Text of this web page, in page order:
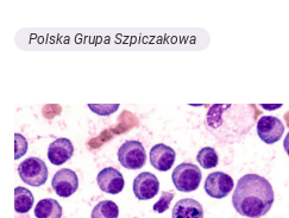
Polska Grupa Szpiczakowa